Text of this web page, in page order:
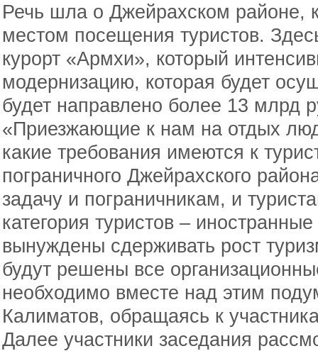
Речь шла о Джейрахском районе,
местом посещения туристов.
курорт «Армхи», который
модернизацию, которая будет
будет направлено более 13 млрд
«Приезжающие к нам на отдых
какие требования имеются к
пограничного Джейрахского
задачу и пограничникам, и
категория туристов –
вынуждены сдерживать рост
будут решены все
необходимо вместе над этим
Калиматов, обращаясь к
Далее участники заседания